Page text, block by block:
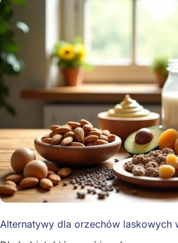
Alternatywy dla orzechów laskowych